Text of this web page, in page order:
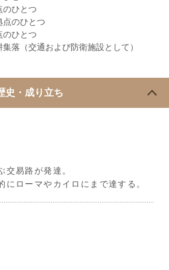
のひとつ
点のひとつ
のひとつ
落（交通および防衛施設として）
史・成り立ち
交易路が発達。
にローマやカイロにまで達する。